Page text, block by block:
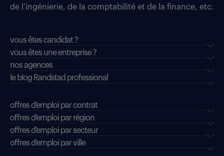
de l’ingénierie, de la comptabilité et de la finance, etc.
vous êtes candidat ?
vous êtes une entreprise ?
nos agences
le blog Randstad professional
offres d'emploi par contrat
offres d'emploi par région
offres d'emploi par secteur
offres d’emploi par ville